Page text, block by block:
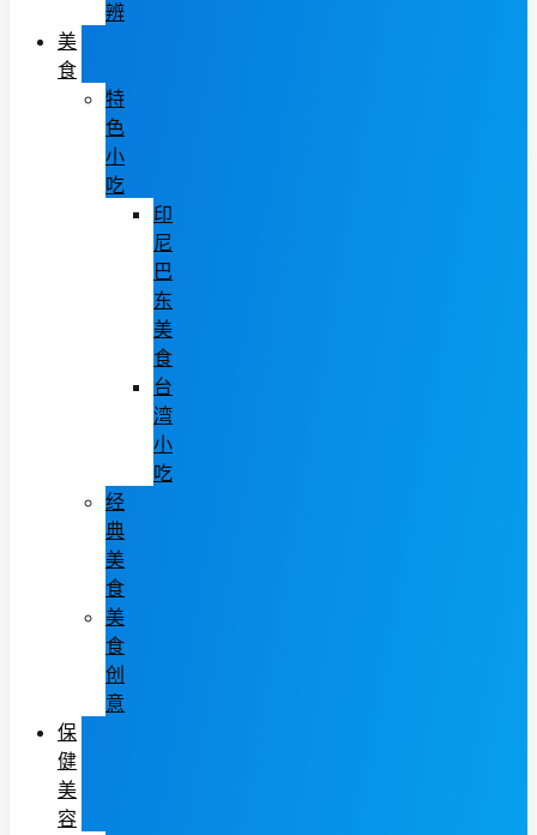
辨
美
食
特
色
小
吃
印
尼
巴
东
美
食
台
湾
小
吃
经
典
美
食
美
食
创
意
保
健
美
容